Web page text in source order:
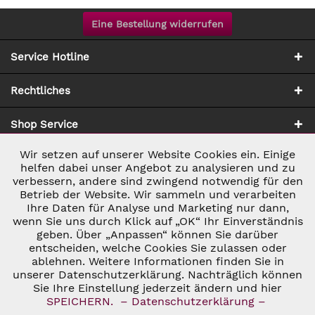
Eine Bestellung widerrufen
Service Hotline
Rechtliches
Shop Service
Zahlung & Versand
* ALLE PREISE INKL. GESETZL. UMSATZSTEUER ZZGL.
VERSANDKOSTEN UND GGF. NACHNAHMEGEBÜHREN, WENN NICHT
ANDERS BESCHRIEBEN
© 2026 C&D WEINHANDEL - ALL RIGHTS RESERVED. THEME BY
THEMEWARE®
Notwendig Aktiv
Marketing Inaktiv
Tracking Inaktiv
Personalisierung Inaktiv
Wir setzen auf unserer Website Cookies ein. Einige
helfen dabei unser Angebot zu analysieren und zu
verbessern, andere sind zwingend notwendig für den
Betrieb der Website. Wir sammeln und verarbeiten
Ihre Daten für Analyse und Marketing nur dann,
wenn Sie uns durch Klick auf „OK“ Ihr Einverständnis
geben. Über „Anpassen“ können Sie darüber
entscheiden, welche Cookies Sie zulassen oder
ablehnen. Weitere Informationen finden Sie in
unserer Datenschutzerklärung. Nachträglich können
Sie Ihre Einstellung jederzeit ändern und hier
SPEICHERN.
– Datenschutzerklärung –